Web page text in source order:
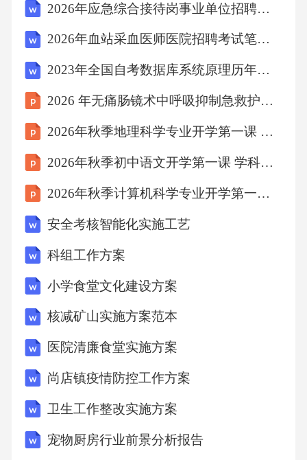
7.2平台运营期的招商与生态构建
7.3深化发展期的技术攻关与产业融合
7.4成熟输出期的品牌树立与模式复制
8.1风险评估与动态管控体系
8.3预期效果与战略价值展望
9.创新中心建设规划方案
9.1建设启动期与规划设计
9.2基础设施建设与设备采购
2026年应急综合接待岗事业单位招聘考试笔试试题（含答案）
2026年血站采血医师医院招聘考试笔试试题（含答案）
2023年全国自考数据库系统原理历年试题及答案解析
2026 年无痛肠镜术中呼吸抑制急救护理个案
2026年秋季地理科学专业开学第一课 学科交叉与创新发展讲座方案
2026年秋季初中语文开学第一课 学科学术规范教案
2026年秋季计算机科学专业开学第一课 专业证书与资格认证教学设计
安全考核智能化实施工艺
科组工作方案
小学食堂文化建设方案
核减矿山实施方案范本
医院清廉食堂实施方案
尚店镇疫情防控工作方案
卫生工作整改实施方案
宠物厨房行业前景分析报告